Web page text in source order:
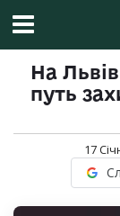
На
путь
17